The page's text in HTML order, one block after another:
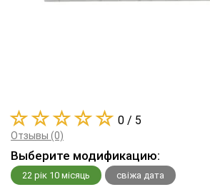
0 / 5
Отзывы (0)
Выберите модификацию:
22 рік 10 місяць свіжа дата